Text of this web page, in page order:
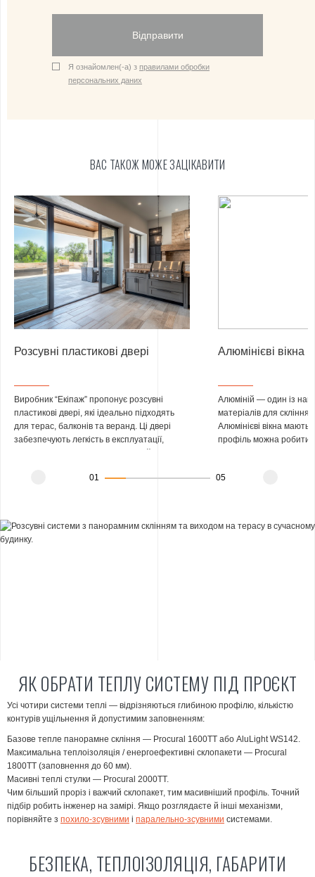
Відправити
Я ознайомлен(-а) з правилами обробки
персональних даних
ВАС ТАКОЖ МОЖЕ ЗАЦІКАВИТИ
Розсувні пластикові двері
Виробник “Екіпаж” пропонує розсувні
пластикові двері, які ідеально підходять
для терас, балконів та веранд. Ці двері
забезпечують легкість в експлуатації,
будь-який інтер’єр. Надійна фурнітура
Алюмінієві вікна
Алюміній — один із
матеріалів для
Алюмінієві вікна мають
профіль можна робити
терас, котеджів і будь-
EKIPAZH AluLight і
01 05
ЯК ОБРАТИ ТЕПЛУ СИСТЕМУ ПІД ПРОЄКТ
Усі чотири системи теплі — відрізняються глибиною профілю, кількістю
контурів ущільнення й допустимим заповненням:
Базове тепле панорамне скління — Procural 1600ТТ або AluLight WS142.
Максимальна теплоізоляція / енергоефективні склопакети — Procural
1800ТТ (заповнення до 60 мм).
Масивні теплі стулки — Procural 2000ТТ.
Чим більший проріз і важчий склопакет, тим масивніший профіль. Точний
підбір робить інженер на замірі. Якщо розглядаєте й інші механізми,
порівняйте з похило-зсувними і паралельно-зсувними системами.
БЕЗПЕКА, ТЕПЛОІЗОЛЯЦІЯ, ГАБАРИТИ